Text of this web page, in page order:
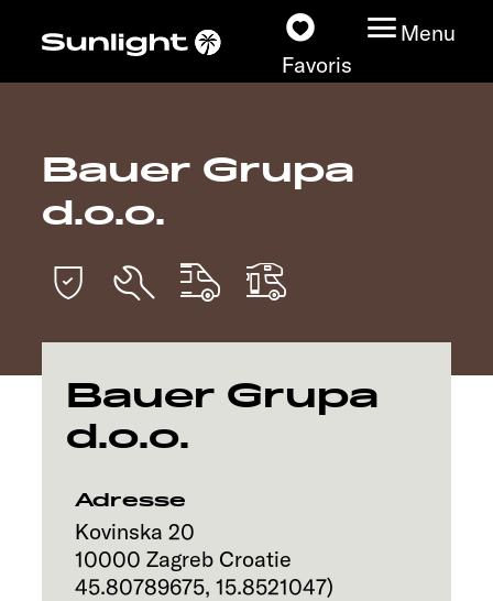
Favoris
Menu
Nos modèles
Recherchez votre
Nos concessionnaires
Découvrir
Service
Bauer Grupa
d.o.o.
Bauer Grupa
d.o.o.
Adresse
Kovinska 20
10000 Zagreb Croatie
45.80789675, 15.8521047)